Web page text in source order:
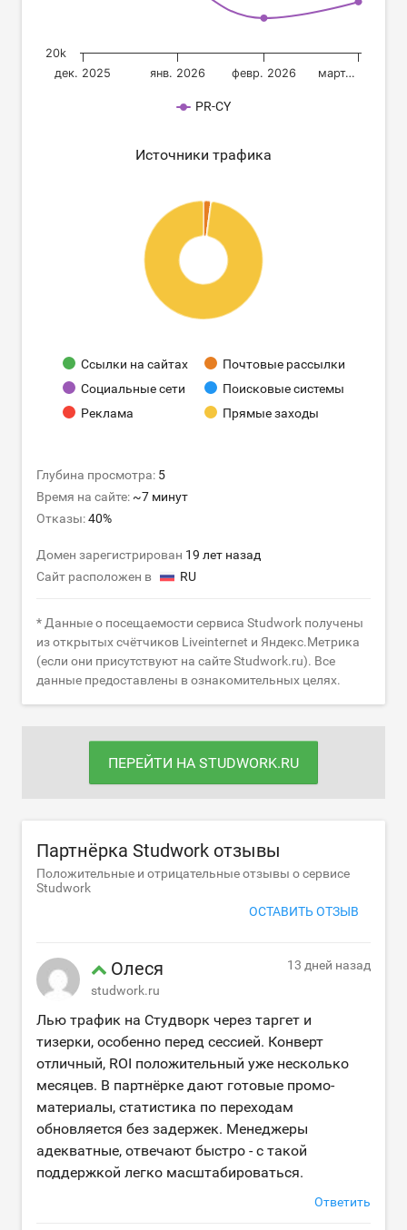
ПЕРЕЙТИ НА STUDWORK.RU
Партнёрка Studwork отзывы
Положительные и отрицательные отзывы о сервисе
Studwork
ОСТАВИТЬ ОТЗЫВ
Олеся
studwork.ru
13 дней назад
Лью трафик на Студворк через таргет и
тизерки, особенно перед сессией. Конверт
отличный, ROI положительный уже несколько
месяцев. В партнёрке дают готовые промо-
материалы, статистика по переходам
обновляется без задержек. Менеджеры
адекватные, отвечают быстро - с такой
поддержкой легко масштабироваться.
Ответить
PR-CY
дек. 2025 янв. 2026 февр. 2026 март…
20k
Источники трафика
Ссылки на сайтах
Почтовые рассылки
Социальные сети
Поисковые системы
Реклама
Прямые заходы
Глубина просмотра: 5
Время на сайте: ~7 минут
Отказы:40%
Домен зарегистрирован 19 лет назад
Сайт расположен в
RU
* Данные о посещаемости сервиса Studwork получены
из открытых счётчиков Liveinternet и Яндекс.Метрика
(если они присутствуют на сайте Studwork.ru). Все
данные предоставлены в ознакомительных целях.